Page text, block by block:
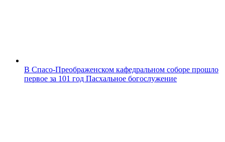
В Спасо-Преображенском кафедральном соборе прошло
первое за 101 год Пасхальное богослужение